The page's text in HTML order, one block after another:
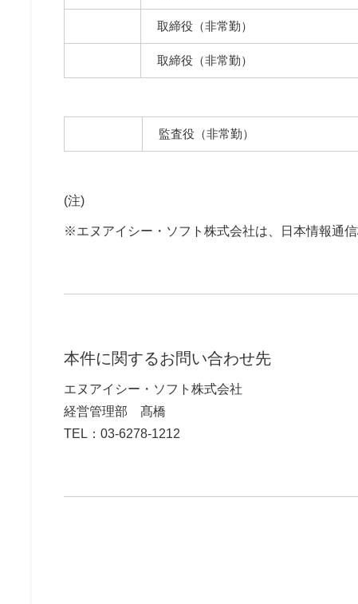
取締役（非常勤）
取締役（非常勤）
監査役（非常勤）
(注)
※エヌアイシー・ソフト株式会社は、日本情報通
本件に関するお問い合わせ先
エヌアイシー・ソフト株式会社
経営管理部 髙橋
TEL：03-6278-1212